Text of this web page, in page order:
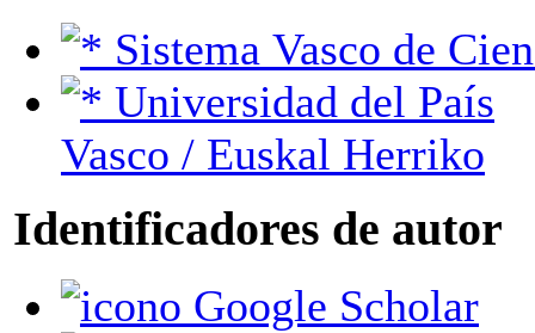
Sistema Vasco de
Vasco / Euskal Herriko
Identificadores de autor
Google Scholar